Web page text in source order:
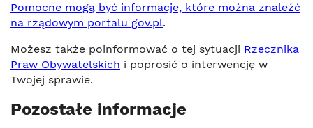
Pomocne mogą być informacje, które można znaleźć
na rządowym portalu gov.pl.
Możesz także poinformować o tej sytuacji Rzecznika
Praw Obywatelskich i poprosić o interwencję w
Twojej sprawie.
Pozostałe informacje